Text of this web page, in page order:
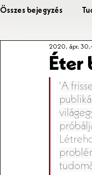
Összes bejegyzés
Érted Talks
Éter
2020. ápr. 30.
"A